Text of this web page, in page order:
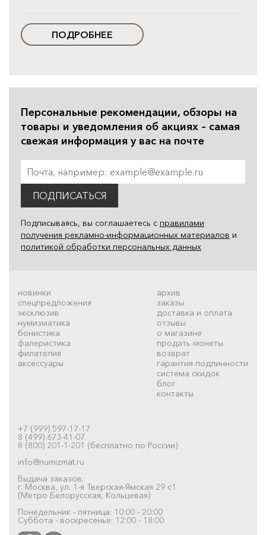
ПОДРОБНЕЕ
Персональные рекомендации, обзоры на
товары и уведомления об акциях – самая
свежая информация у вас на почте
ПОДПИСАТЬСЯ
Подписываясь, вы соглашаетесь с правилами
получения рекламно-информационных материалов и
политикой обработки персональных данных
новинки
спецпредложения
эксклюзив
нумизматика
бонистика
фалеристика
филателия
аксессуары
архив
заказы
доставка и оплата
отзывы
о магазине
продать монеты
возврат
гарантия подлинности
система скидок
блог
контакты
+7 (999) 597-17-17
8 (499) 673-41-07
8 (800) 201-1-201 (бесплатно по России)
info@numizmat.ru
Выдача заказов:
г. Москва, ул. 1-я Тверская-Ямская 29 с1
(Метро Белорусская, Кольцевая)
Понедельник - пятница: 10:00 - 20:00
Суббота - воскресенье: 12:00 - 18:00